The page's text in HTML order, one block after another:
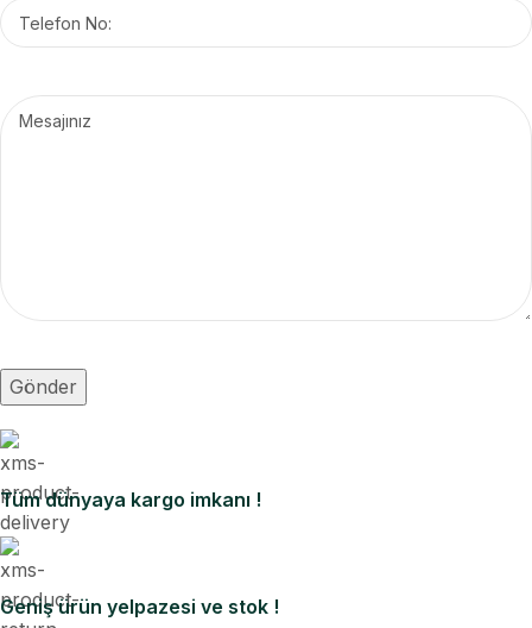
Tüm dünyaya kargo imkanı !
Geniş ürün yelpazesi ve stok !